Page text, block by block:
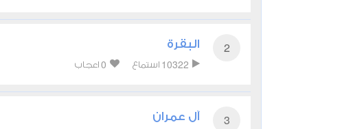
2 البقرة
10322 استماع 0 اعجاب
3 آل عمران